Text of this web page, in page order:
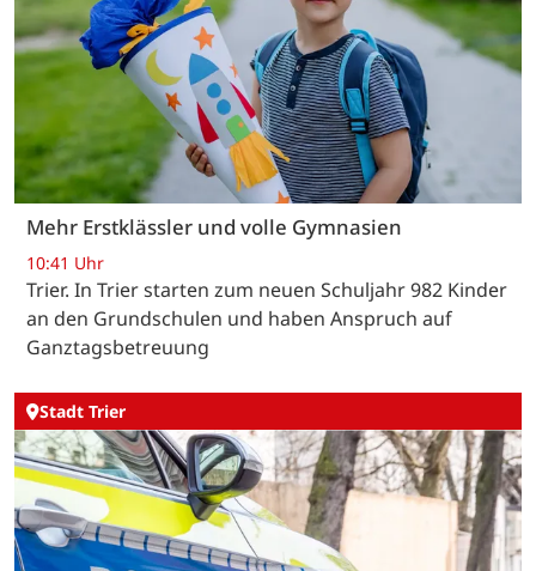
Mehr Erstklässler und volle Gymnasien
10:41 Uhr
Trier. In Trier starten zum neuen Schuljahr 982 Kinder
an den Grundschulen und haben Anspruch auf
Ganztagsbetreuung
Stadt Trier